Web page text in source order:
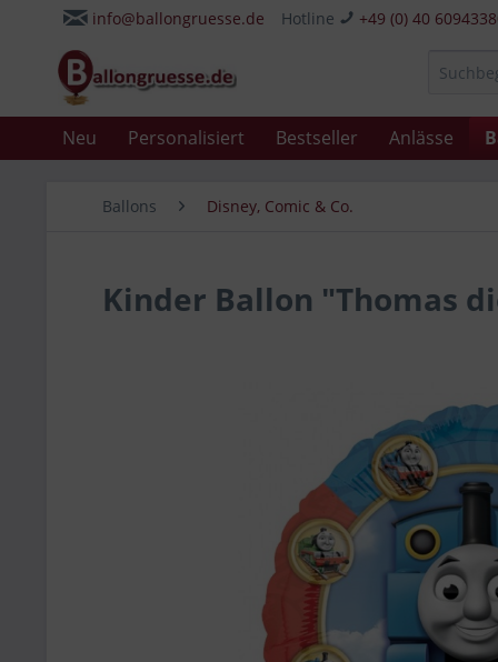
info@ballongruesse.de Hotline +49 (0) 40
Neu Personalisiert Bestseller Anlässe
Ballons Disney, Comic & Co.
Kinder Ballon "Thomas